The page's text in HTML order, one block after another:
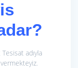
adıyla